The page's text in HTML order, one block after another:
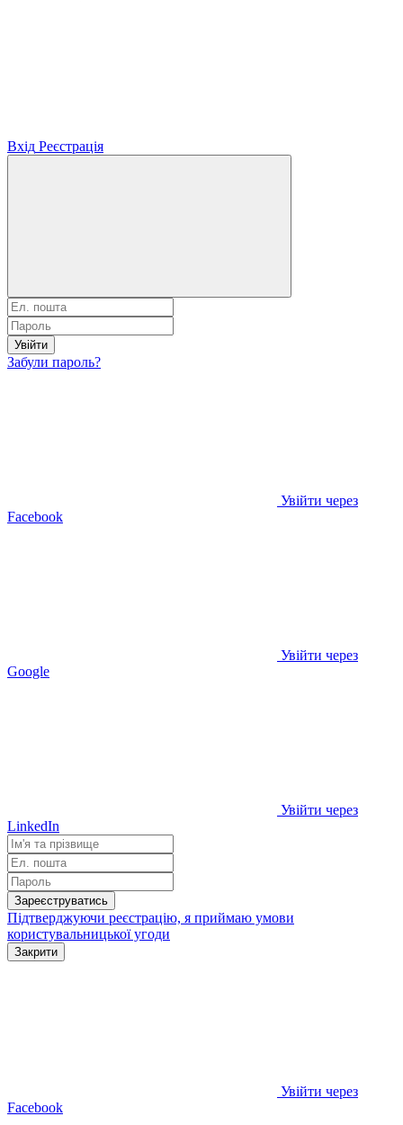
Вхід Реєстрація
Увійти
Забули пароль?
Увійти через
Facebook
Увійти через
Google
Увійти через
LinkedIn
Зареєструватись
Підтверджуючи реєстрацію, я приймаю умови
користувальницької угоди
Закрити
Увійти через
Facebook